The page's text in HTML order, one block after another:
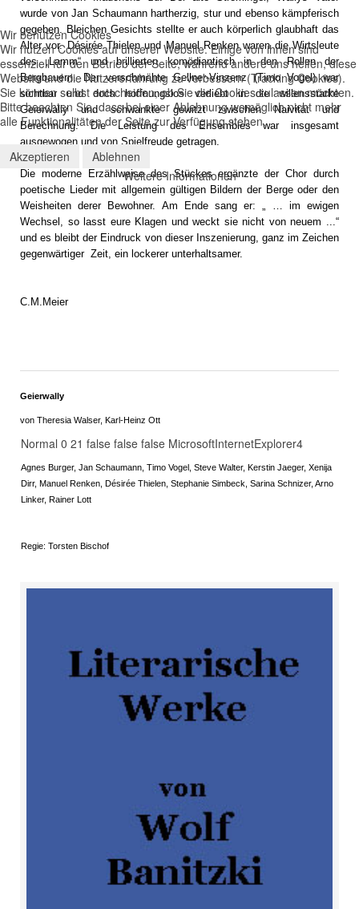
wurde von Jan Schaumann hartherzig, stur und ebenso kämpferisch
gegeben. Bleichen Gesichts stellte er auch körperlich glaubhaft das
Alter vor. Désirée Thielen und Manuel Renken waren die Wirtsleute
des „Lamm“ und brillierten komödiantisch in den Rollen der
Bergbauern. Der verschmähte Gellner-Vinzenz (Timo Vogel) war
sichtbar und doch hoffnungslos verliebt in die willensstarke
Geierwally und schwankte gewitzt zwischen Naivität und
Berechnung. Die Leistung des Ensembles war insgesamt
ausgewogen und von Spielfreude getragen.
Die moderne Erzählweise des Stückes ergänzte der Chor durch
poetische Lieder mit allgemein gültigen Bildern der Berge oder den
Weisheiten derer Bewohner. Am Ende sang er: „ … im ewigen
Wechsel, so lasst eure Klagen und weckt sie nicht von neuem ...“
und es bleibt der Eindruck von dieser Inszenierung, ganz im Zeichen
gegenwärtiger Zeit, ein lockerer unterhaltsamer.
C.M.Meier
Geierwally
von Theresia Walser, Karl-Heinz Ott
Normal 0 21 false false false MicrosoftInternetExplorer4
Agnes Burger, Jan Schaumann, Timo Vogel, Steve Walter, Kerstin Jaeger, Xenija
Dirr, Manuel Renken, Désirée Thielen, Stephanie Simbeck, Sarina Schnizer, Arno
Linker, Rainer Lott
Regie: Torsten Bischof
Wir benutzen Cookies
Wir nutzen Cookies auf unserer Website. Einige von ihnen sind
essenziell für den Betrieb der Seite, während andere uns helfen, diese
Website und die Nutzererfahrung zu verbessern (Tracking Cookies).
Sie können selbst entscheiden, ob Sie die Cookies zulassen möchten.
Bitte beachten Sie, dass bei einer Ablehnung womöglich nicht mehr
alle Funktionalitäten der Seite zur Verfügung stehen.
Akzeptieren
Ablehnen
Weitere Informationen